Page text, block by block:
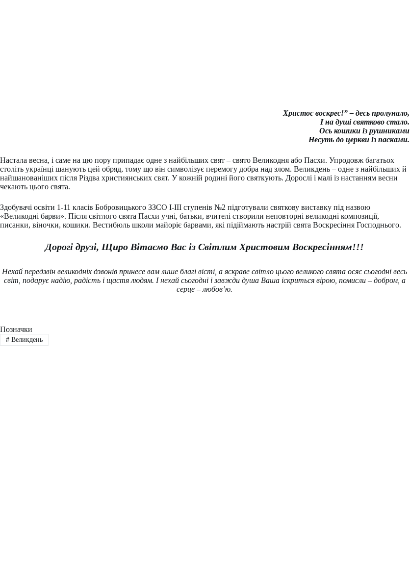
Христос воскрес!” – десь пролунало,
І на душі святково стало.
Ось кошики із рушниками
Несуть до церкви із пасками.
Настала весна, і саме на цю пору припадає одне з найбільших свят – свято Великодня або Пасхи. Упродовж багатьох
століть українці шанують цей обряд, тому що він символізує перемогу добра над злом. Великдень – одне з найбільших й
найшанованіших після Різдва християнських свят. У кожній родині його святкують. Дорослі і малі із настанням весни
чекають цього свята.
Здобувачі освіти 1-11 класів Бобровицького ЗЗСО І-ІІІ ступенів №2 підготували святкову виставку під назвою
«Великодні барви». Після світлого свята Пасхи учні, батьки, вчителі створили неповторні великодні композиції,
писанки, віночки, кошики. Вестибюль школи майоріє барвами, які підіймають настрій свята Воскресіння Господнього.
Дорогі друзі, Щиро Вітаємо Вас із Світлим Христовим Воскресінням!!!
Нехай передзвін великодніх дзвонів принесе вам лише благі вісті, а яскраве світло цього великого свята осяє сьогодні весь
світ, подарує надію, радість і щастя людям. І нехай сьогодні і завжди душа Ваша іскриться вірою, помисли – добром, а
серце – любов’ю.
Позначки
#Великдень